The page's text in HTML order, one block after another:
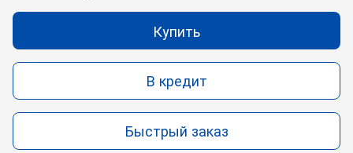
Купить
В кредит
Быстрый заказ